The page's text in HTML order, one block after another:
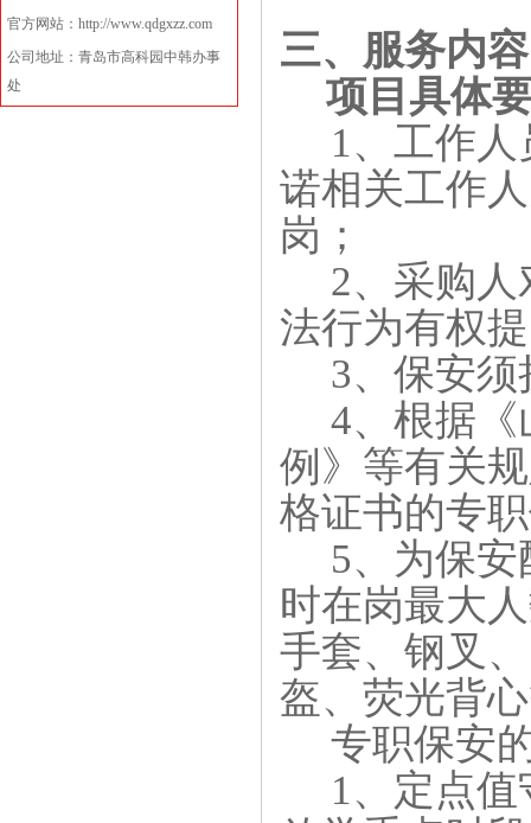
官方网站：http://www.qdgxzz.com
公司地址：青岛市高科园中韩办事
处
三、服务内容
项目具体
1、工作
诺相关工作
岗；
2、采购
法行为有权
3、保安
4、根据
例》等有关
格证书的专
5、为保
时在岗最大
手套、钢叉
盔、荧光背
专职保安
1、定点